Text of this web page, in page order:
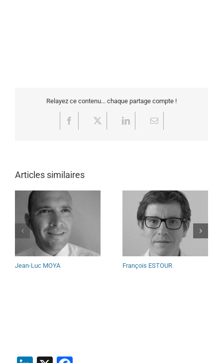
Relayez ce contenu... chaque partage compte !
Facebook LinkedInEmail
Articles similaires
Jean-Luc MOYA François ESTOUR